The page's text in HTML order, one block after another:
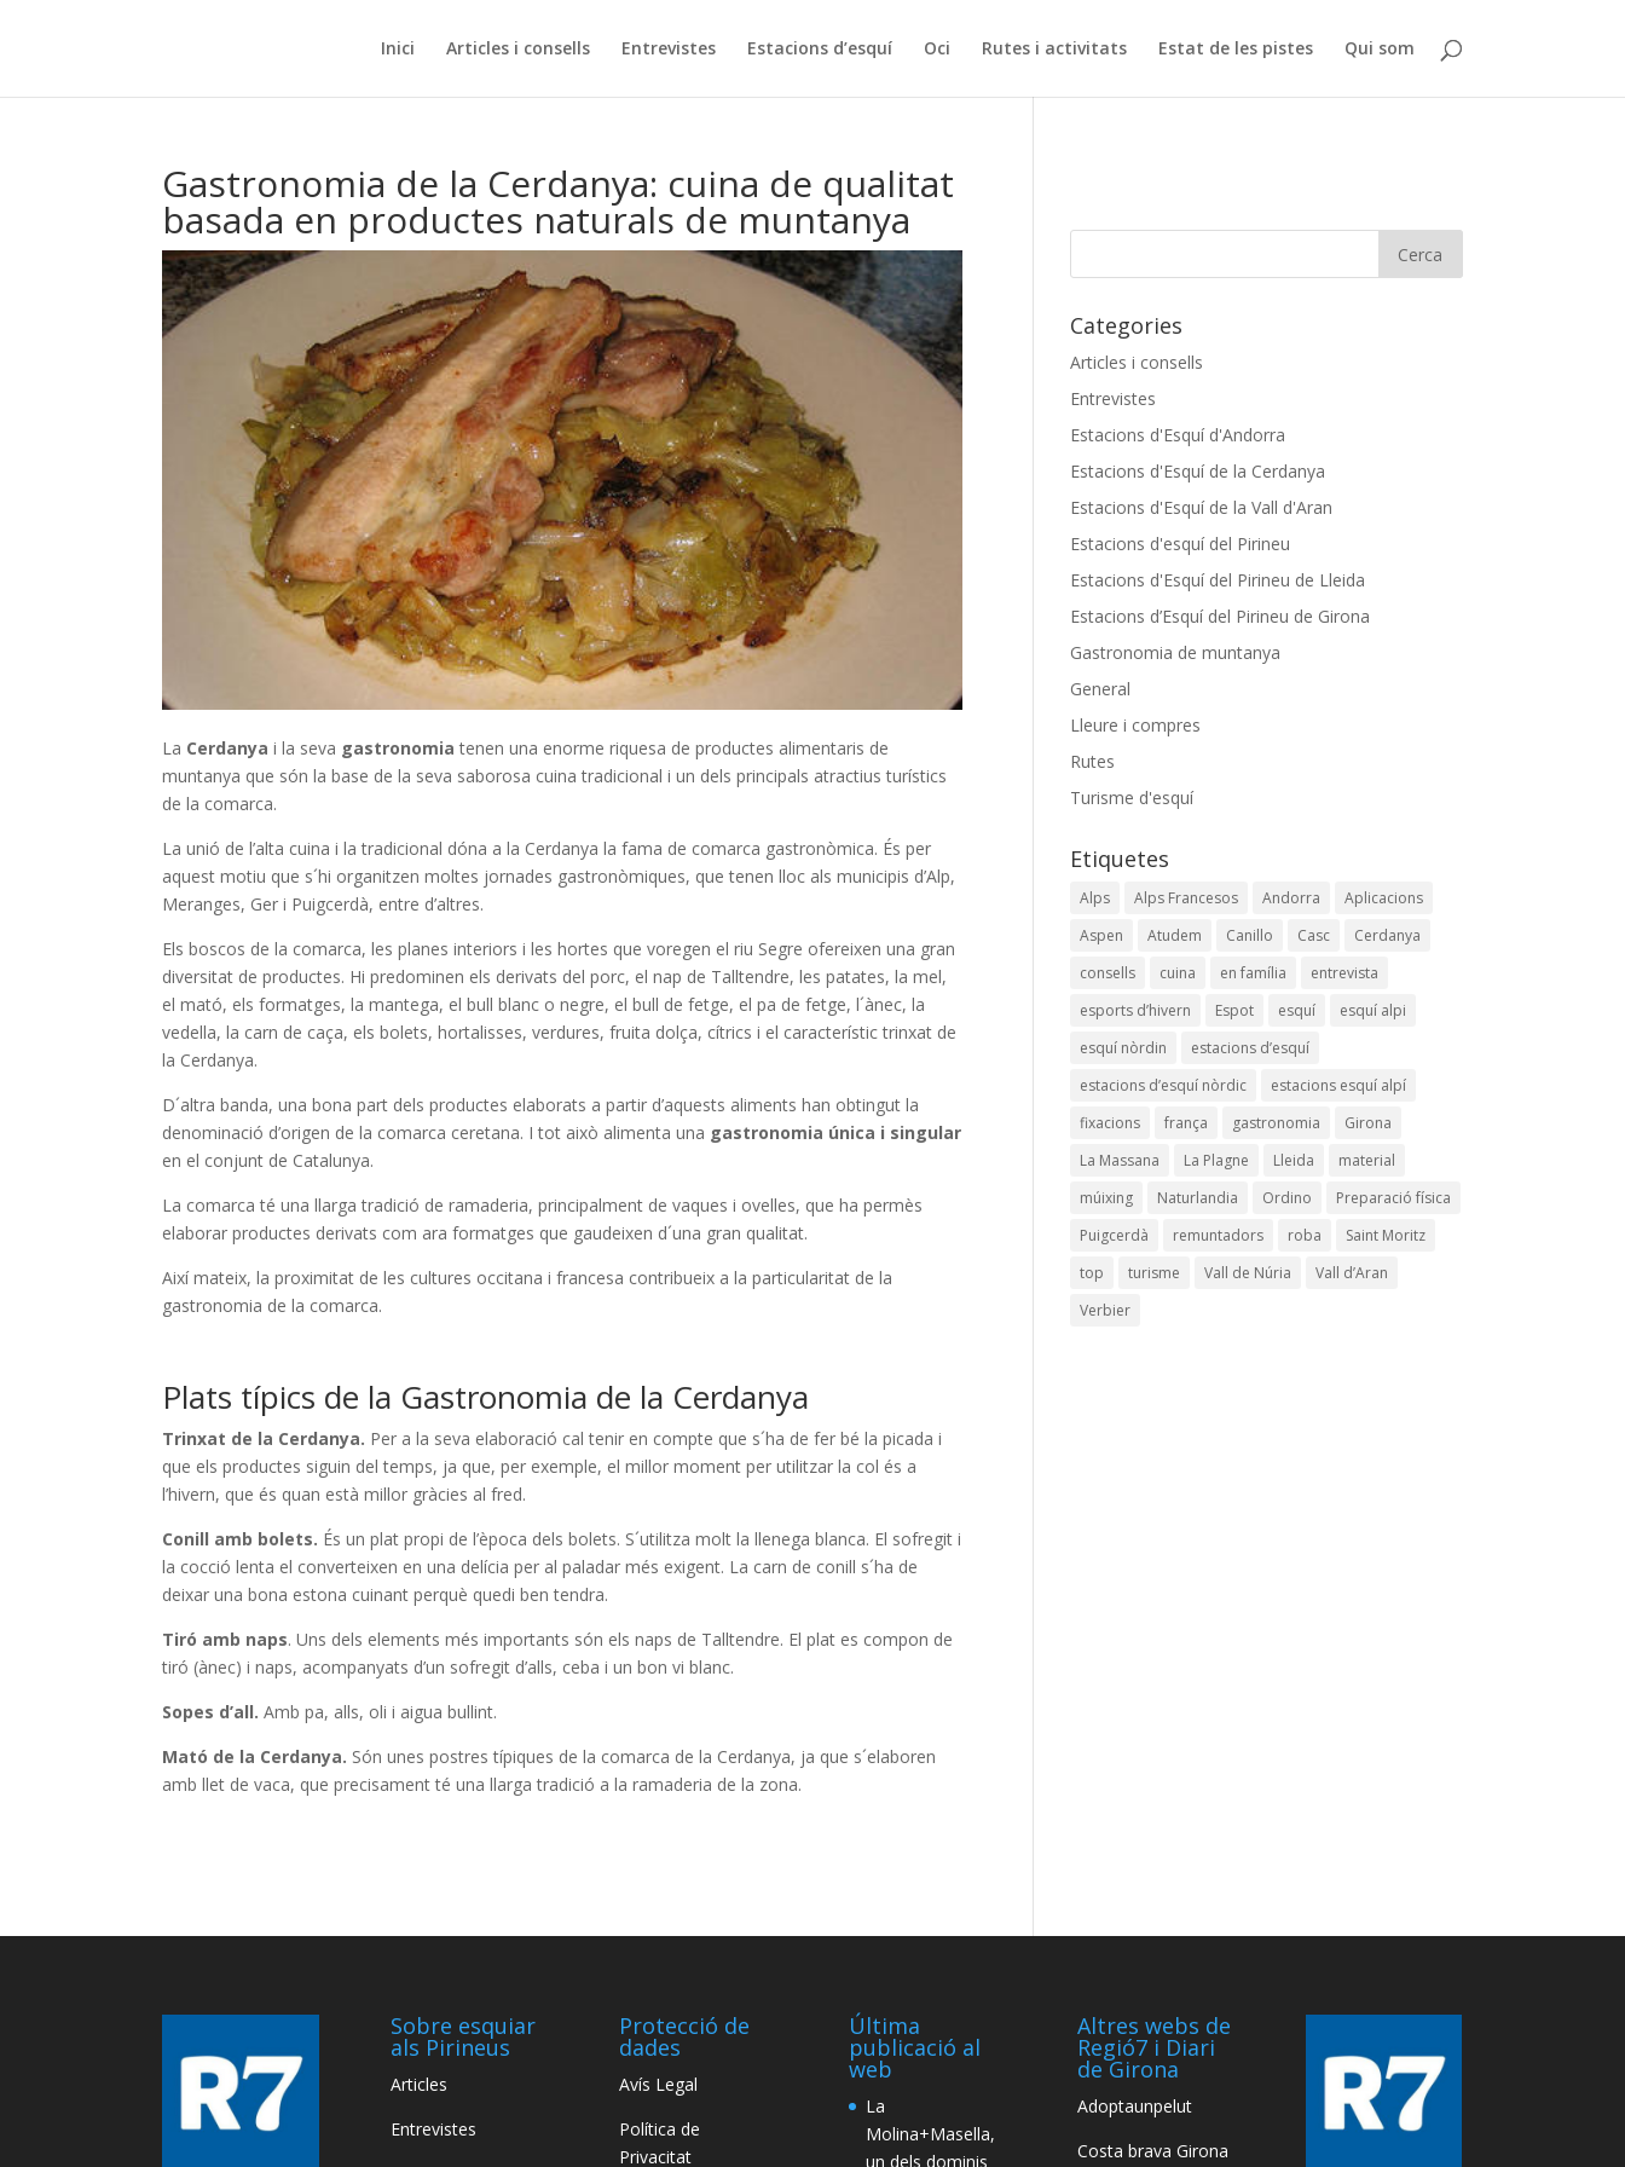
Inici Articles i consells Entrevistes Estacions d’esquí Oci Rutes i activitats Estat de les pistes Qui som
Gastronomia de la Cerdanya: cuina de qualitat
basada en productes naturals de muntanya
La Cerdanya i la seva gastronomia tenen una enorme riquesa de productes alimentaris de
muntanya que són la base de la seva saborosa cuina tradicional i un dels principals atractius turístics
de la comarca.
La unió de l’alta cuina i la tradicional dóna a la Cerdanya la fama de comarca gastronòmica. És per
aquest motiu que s´hi organitzen moltes jornades gastronòmiques, que tenen lloc als municipis d’Alp,
Meranges, Ger i Puigcerdà, entre d’altres.
Els boscos de la comarca, les planes interiors i les hortes que voregen el riu Segre ofereixen una gran
diversitat de productes. Hi predominen els derivats del porc, el nap de Talltendre, les patates, la mel,
el mató, els formatges, la mantega, el bull blanc o negre, el bull de fetge, el pa de fetge, l´ànec, la
vedella, la carn de caça, els bolets, hortalisses, verdures, fruita dolça, cítrics i el característic trinxat de
la Cerdanya.
D´altra banda, una bona part dels productes elaborats a partir d’aquests aliments han obtingut la
denominació d’origen de la comarca ceretana. I tot això alimenta una gastronomia única i singular
en el conjunt de Catalunya.
La comarca té una llarga tradició de ramaderia, principalment de vaques i ovelles, que ha permès
elaborar productes derivats com ara formatges que gaudeixen d´una gran qualitat.
Així mateix, la proximitat de les cultures occitana i francesa contribueix a la particularitat de la
gastronomia de la comarca.
Plats típics de la Gastronomia de la Cerdanya
Trinxat de la Cerdanya. Per a la seva elaboració cal tenir en compte que s´ha de fer bé la picada i
que els productes siguin del temps, ja que, per exemple, el millor moment per utilitzar la col és a
l’hivern, que és quan està millor gràcies al fred.
Conill amb bolets. És un plat propi de l’època dels bolets. S´utilitza molt la llenega blanca. El sofregit i
la cocció lenta el converteixen en una delícia per al paladar més exigent. La carn de conill s´ha de
deixar una bona estona cuinant perquè quedi ben tendra.
Tiró amb naps. Uns dels elements més importants són els naps de Talltendre. El plat es compon de
tiró (ànec) i naps, acompanyats d’un sofregit d’alls, ceba i un bon vi blanc.
Sopes d’all. Amb pa, alls, oli i aigua bullint.
Mató de la Cerdanya. Són unes postres típiques de la comarca de la Cerdanya, ja que s´elaboren
amb llet de vaca, que precisament té una llarga tradició a la ramaderia de la zona.
Categories
Articles i consells
Entrevistes
Estacions d'Esquí d'Andorra
Estacions d'Esquí de la Cerdanya
Estacions d'Esquí de la Vall d'Aran
Estacions d'esquí del Pirineu
Estacions d'Esquí del Pirineu de Lleida
Estacions d’Esquí del Pirineu de Girona
Gastronomia de muntanya
General
Lleure i compres
Rutes
Turisme d'esquí
Etiquetes
Alps Alps Francesos Andorra
Aplicacions
Aspen
Atudem Canillo Casc
Cerdanya
consells
cuina en família
entrevista
esports d’hivern
Espot esquí
esquí alpi
esquí nòrdin
estacions d’esquí
estacions d’esquí nòrdic
estacions esquí alpí
fixacions
frança gastronomia
Girona
La Massana
La Plagne Lleida
material
múixing
Naturlandia Ordino
Preparació física
Puigcerdà
remuntadors roba
Saint Moritz
top
turisme Vall de Núria
Vall d’Aran
Verbier
Sobre esquiar
als Pirineus
Articles
Entrevistes
Protecció de
dades
Avís Legal
Política de
Privacitat
Última
publicació al
web
La
Molina+Masella,
un dels dominis
Altres webs de
Regió7 i Diari
de Girona
Adoptaunpelut
Costa brava Girona